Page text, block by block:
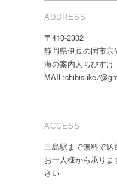
ADDRESS
〒410-2302
静岡県伊豆の国市宗
海の案内人ちびすけ
ACCESS
三島駅まで無料で送
お一人様から承り
さい